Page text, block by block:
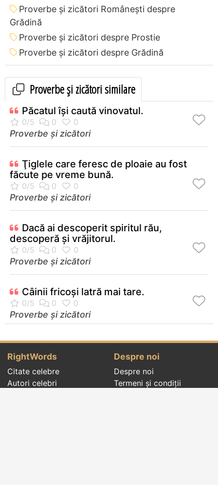
Proverbe și zicători Româneşti despre
Grădină
Proverbe și zicători despre Prostie
Proverbe și zicători despre Grădină
Proverbe și zicători similare
Păcatul îşi caută vinovatul.
Proverbe și zicători
Ţiglele care feresc de ploaie au fost
făcute pe vreme bună.
Proverbe și zicători
Dacă ai descoperit spiritul rău,
descoperă şi vrăjitorul.
Proverbe și zicători
Câinii fricoşi latră mai tare.
Proverbe și zicători
RightWords
Citate celebre
Autori celebri
Despre noi
Despre noi
Termeni și condiții